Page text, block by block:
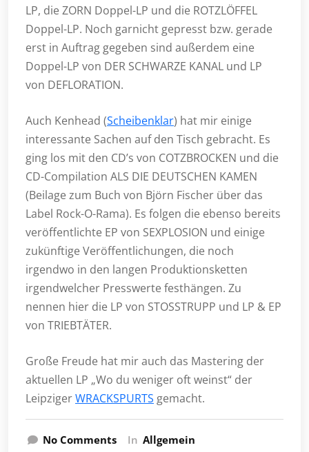
LP, die ZORN Doppel-LP und die ROTZLÖFFEL
Doppel-LP. Noch garnicht gepresst bzw. gerade
erst in Auftrag gegeben sind außerdem eine
Doppel-LP von DER SCHWARZE KANAL und LP
von DEFLORATION.
Auch Kenhead (Scheibenklar) hat mir einige
interessante Sachen auf den Tisch gebracht. Es
ging los mit den CD’s von COTZBROCKEN und die
CD-Compilation ALS DIE DEUTSCHEN KAMEN
(Beilage zum Buch von Björn Fischer über das
Label Rock-O-Rama). Es folgen die ebenso bereits
veröffentlichte EP von SEXPLOSION und einige
zukünftige Veröffentlichungen, die noch
irgendwo in den langen Produktionsketten
irgendwelcher Presswerte festhängen. Zu
nennen hier die LP von STOSSTRUPP und LP & EP
von TRIEBTÄTER.
Große Freude hat mir auch das Mastering der
aktuellen LP „Wo du weniger oft weinst“ der
LeipzigerWRACKSPURTS gemacht.
No Comments In Allgemein